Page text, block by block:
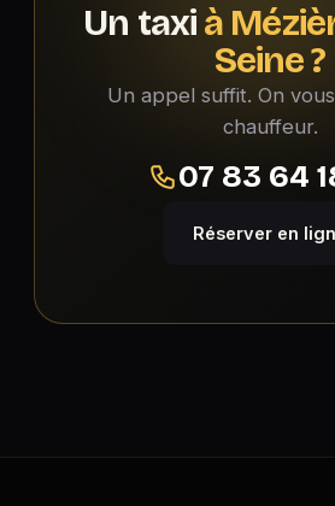
Un taxià
Seine ?
Un appel suffit. On
chauffeur.
07 83 64
Réserver en